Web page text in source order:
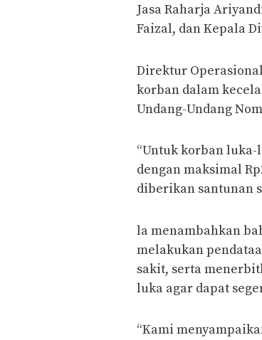
Jasa Raharja
Faizal, dan Kepala
Direktur
korban dalam
Undang-Undang
“Untuk korban
dengan maksimal
diberikan santunan
la menambahkan
melakukan
sakit, serta
luka agar dapat
“Kami